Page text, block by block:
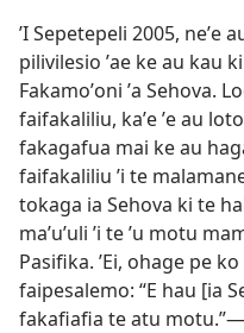
ʼI Sepetepeli 2005, neʼe
pilivilesio ʼae ke au kau
Fakamoʼoni ʼa Sehova.
faifakaliliu, kaʼe ʼe au
fakagafua mai ke au
faifakaliliu ʼi te
tokaga ia Sehova ki te
maʼuʼuli ʼi te ʼu motu
Pasifika. ʼEi, ohage pe
faipesalemo: “E hau [ia
fakafiafia te atu motu.”—